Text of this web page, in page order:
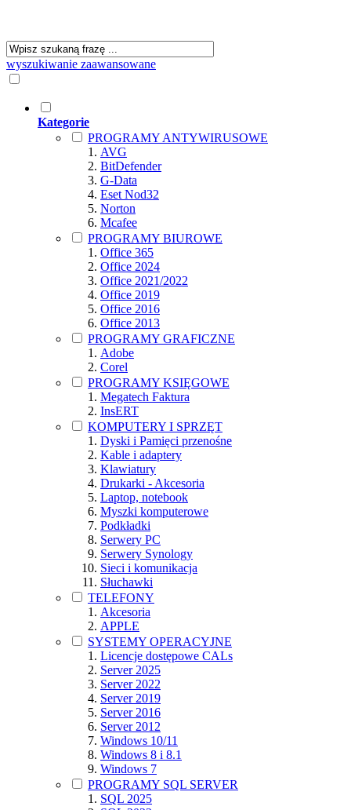
wyszukiwanie zaawansowane
Kategorie
PROGRAMY ANTYWIRUSOWE
AVG
BitDefender
G-Data
Eset Nod32
Norton
Mcafee
PROGRAMY BIUROWE
Office 365
Office 2024
Office 2021/2022
Office 2019
Office 2016
Office 2013
PROGRAMY GRAFICZNE
Adobe
Corel
PROGRAMY KSIĘGOWE
Megatech Faktura
InsERT
KOMPUTERY I SPRZĘT
Dyski i Pamięci przenośne
Kable i adaptery
Klawiatury
Drukarki - Akcesoria
Laptop, notebook
Myszki komputerowe
Podkładki
Serwery PC
Serwery Synology
Sieci i komunikacja
Słuchawki
TELEFONY
Akcesoria
APPLE
SYSTEMY OPERACYJNE
Licencje dostępowe CALs
Server 2025
Server 2022
Server 2019
Server 2016
Server 2012
Windows 10/11
Windows 8 i 8.1
Windows 7
PROGRAMY SQL SERVER
SQL 2025